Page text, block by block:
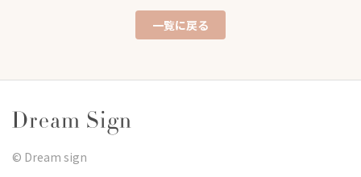
一覧に戻る
©︎ Dream sign